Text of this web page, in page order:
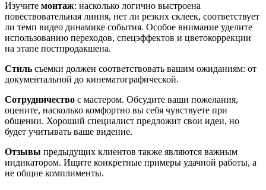
Изучите монтаж: насколько логично выстроена
повествовательная линия, нет ли резких склеек, соответствует
ли темп видео динамике события. Особое внимание уделите
использованию переходов, спецэффектов и цветокоррекции
на этапе постпродакшена.
Стиль съемки должен соответствовать вашим ожиданиям: от
документальной до кинематографической.
Сотрудничество с мастером. Обсудите ваши пожелания,
оцените, насколько комфортно вы себя чувствуете при
общении. Хороший специалист предложит свои идеи, но
будет учитывать ваше видение.
Отзывы предыдущих клиентов также являются важным
индикатором. Ищите конкретные примеры удачной работы, а
не общие комплименты.